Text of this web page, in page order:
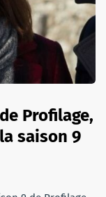
Profilage,
saison 9